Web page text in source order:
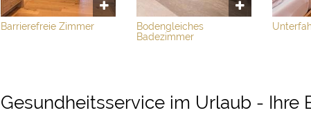
Barrierefreie Zimmer
Bodengleiches
Badezimmer
Gesundheitsservice im Urlaub - Ihre